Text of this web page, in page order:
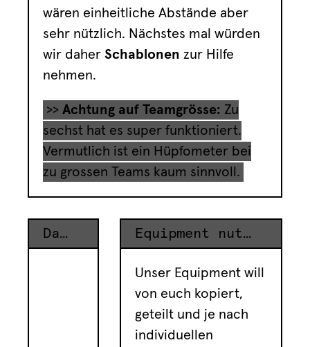
wären einheitliche Abstände aber
sehr nützlich. Nächstes mal würden
wir daher Schablonen zur Hilfe
nehmen.
>> Achtung auf Teamgrösse: Zu
sechst hat es super funktioniert.
Vermutlich ist ein Hüpfometer bei
zu grossen Teams kaum sinnvoll.
Dazugehöriges Equipment Equipment nutzen
Unser Equipment will
von euch kopiert,
geteilt und je nach
individuellen